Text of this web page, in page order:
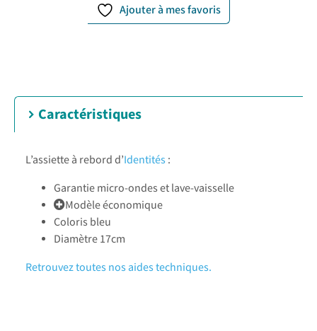
Ajouter à mes favoris
Caractéristiques
L’assiette à rebord d’Identités:
Garantie micro-ondes et lave-vaisselle
Modèle économique
Coloris bleu
Diamètre 17cm
Retrouvez toutes nos aides techniques.